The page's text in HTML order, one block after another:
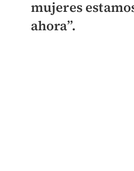
mujeres
ahora”.